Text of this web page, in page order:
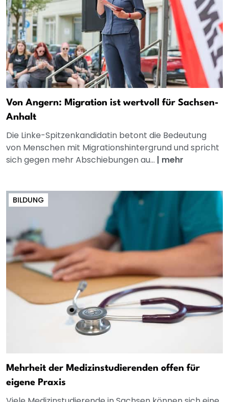
Von Angern: Migration ist wertvoll für Sachsen-
Anhalt
Die Linke-Spitzenkandidatin betont die Bedeutung
von Menschen mit Migrationshintergrund und spricht
sich gegen mehr Abschiebungen au... | mehr
BILDUNG
Mehrheit der Medizinstudierenden offen für
eigene Praxis